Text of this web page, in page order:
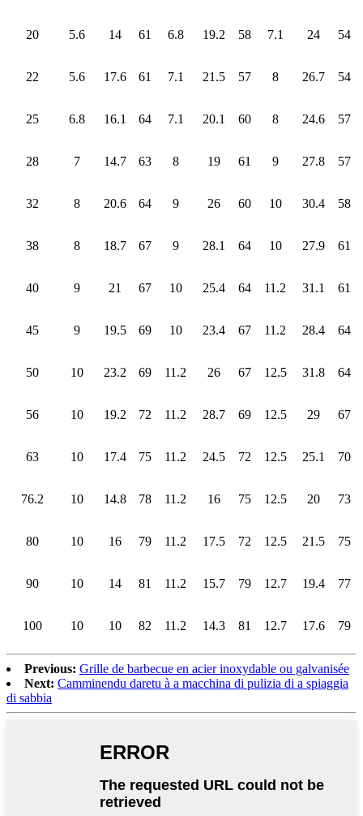
20 5.6 14 61 6.8 19.2 58 7.1 24 54
22 5.6 17.6 61 7.1 21.5 57 8 26.7 54
25 6.8 16.1 64 7.1 20.1 60 8 24.6 57
28 7 14.7 63 8 19 61 9 27.8 57
32 8 20.6 64 9 26 60 10 30.4 58
38 8 18.7 67 9 28.1 64 10 27.9 61
40 9 21 67 10 25.4 64 11.2 31.1 61
45 9 19.5 69 10 23.4 67 11.2 28.4 64
50 10 23.2 69 11.2 26 67 12.5 31.8 64
56 10 19.2 72 11.2 28.7 69 12.5 29 67
63 10 17.4 75 11.2 24.5 72 12.5 25.1 70
76.2 10 14.8 78 11.2 16 75 12.5 20 73
80 10 16 79 11.2 17.5 72 12.5 21.5 75
90 10 14 81 11.2 15.7 79 12.7 19.4 77
100 10 10 82 11.2 14.3 81 12.7 17.6 79
Previous: Grille de barbecue en acier inoxydable ou galvanisée
Next: Camminendu daretu à a macchina di pulizia di a spiaggia
di sabbia